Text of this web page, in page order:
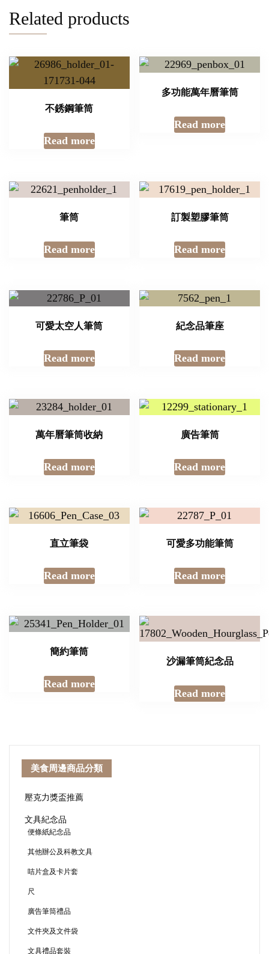
Related products
不銹鋼筆筒
Read more
多功能萬年曆筆筒
Read more
筆筒
Read more
訂製塑膠筆筒
Read more
可愛太空人筆筒
Read more
紀念品筆座
Read more
萬年曆筆筒收納
Read more
廣告筆筒
Read more
直立筆袋
Read more
可愛多功能筆筒
Read more
簡約筆筒
Read more
沙漏筆筒紀念品
Read more
美食周邊商品分類
壓克力獎盃推薦
文具紀念品
便條紙紀念品
其他辦公及科教文具
咭片盒及卡片套
尺
廣告筆筒禮品
文件夾及文件袋
文具禮品套裝